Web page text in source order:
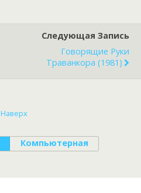
Следующая Запись
Говорящие Руки
Траванкора (1981)
Наверх
Компьютерная